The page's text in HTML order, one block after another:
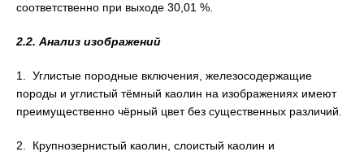
соответственно при выходе 30,01 %.
2.2. Анализ изображений
1. Углистые породные включения, железосодержащие
породы и углистый тёмный каолин на изображениях имеют
преимущественно чёрный цвет без существенных различий.
2. Крупнозернистый каолин, слоистый каолин и